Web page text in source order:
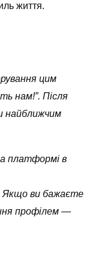
життя.
цим
нам!”. Після
найближчим
платформі в
Якщо ви бажаєте
профілем —